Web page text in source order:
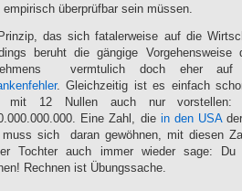
empirisch überprüfbar sein müssen.
das sich fatalerweise auf die
beruht die gängige
vermtulich doch eher auf
. Gleichzeitig ist es einfach
mit 12 Nullen auch nur
Eine Zahl, die in den USA
muss sich daran gewöhnen, mit diesen
Tochter auch immer wieder sage: Du
Rechnen ist Übungssache.